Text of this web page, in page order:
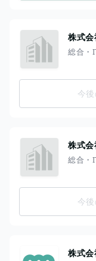
株式
総合・
今
株式
総合・
今
株式